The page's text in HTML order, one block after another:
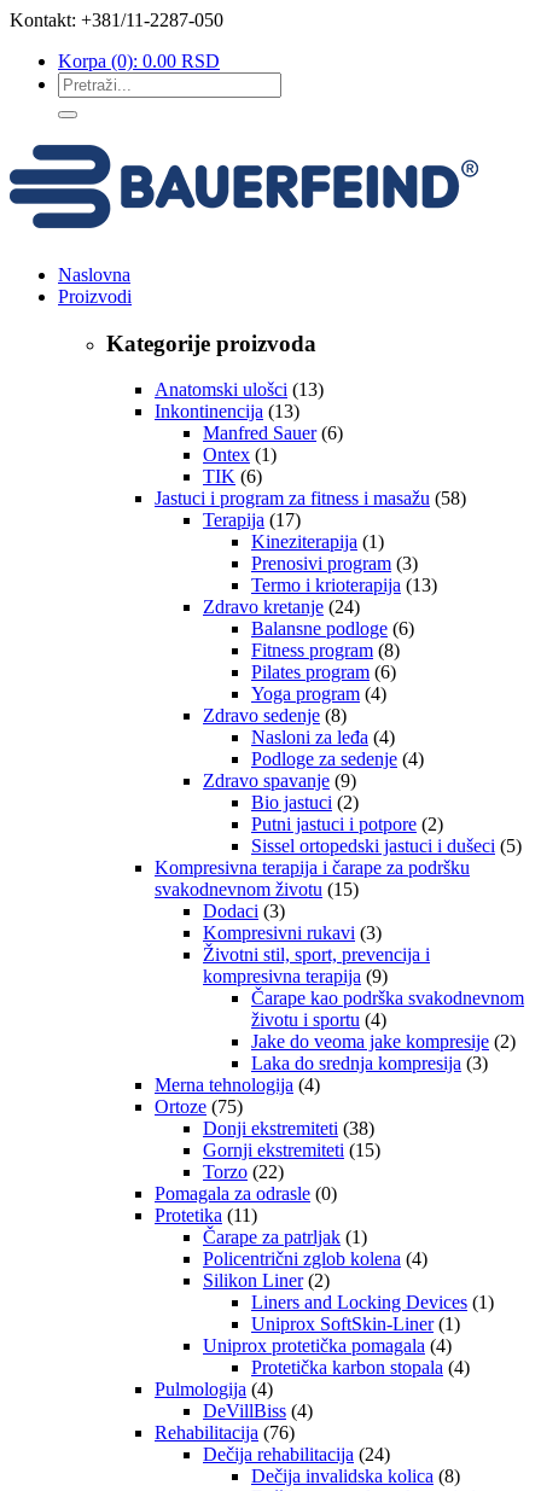
Kontakt: +381/11-2287-050
Korpa (0): 0.00 RSD
Naslovna
Proizvodi
Kategorije proizvoda
Anatomski ulošci (13)
Inkontinencija (13)
Manfred Sauer (6)
Ontex (1)
TIK (6)
Jastuci i program za fitness i masažu (58)
Terapija (17)
Kineziterapija (1)
Prenosivi program (3)
Termo i krioterapija (13)
Zdravo kretanje (24)
Balansne podloge (6)
Fitness program (8)
Pilates program (6)
Yoga program (4)
Zdravo sedenje (8)
Nasloni za leđa (4)
Podloge za sedenje (4)
Zdravo spavanje (9)
Bio jastuci (2)
Putni jastuci i potpore (2)
Sissel ortopedski jastuci i dušeci (5)
Kompresivna terapija i čarape za podršku
svakodnevnom životu (15)
Dodaci (3)
Kompresivni rukavi (3)
Životni stil, sport, prevencija i
kompresivna terapija (9)
Čarape kao podrška svakodnevnom
životu i sportu (4)
Jake do veoma jake kompresije (2)
Laka do srednja kompresija (3)
Merna tehnologija (4)
Ortoze (75)
Donji ekstremiteti (38)
Gornji ekstremiteti (15)
Torzo (22)
Pomagala za odrasle (0)
Protetika (11)
Čarape za patrljak (1)
Policentrični zglob kolena (4)
Silikon Liner (2)
Liners and Locking Devices (1)
Uniprox SoftSkin-Liner (1)
Uniprox protetička pomagala (4)
Protetička karbon stopala (4)
Pulmologija (4)
DeVillBiss (4)
Rehabilitacija (76)
Dečija rehabilitacija (24)
Dečija invalidska kolica (8)